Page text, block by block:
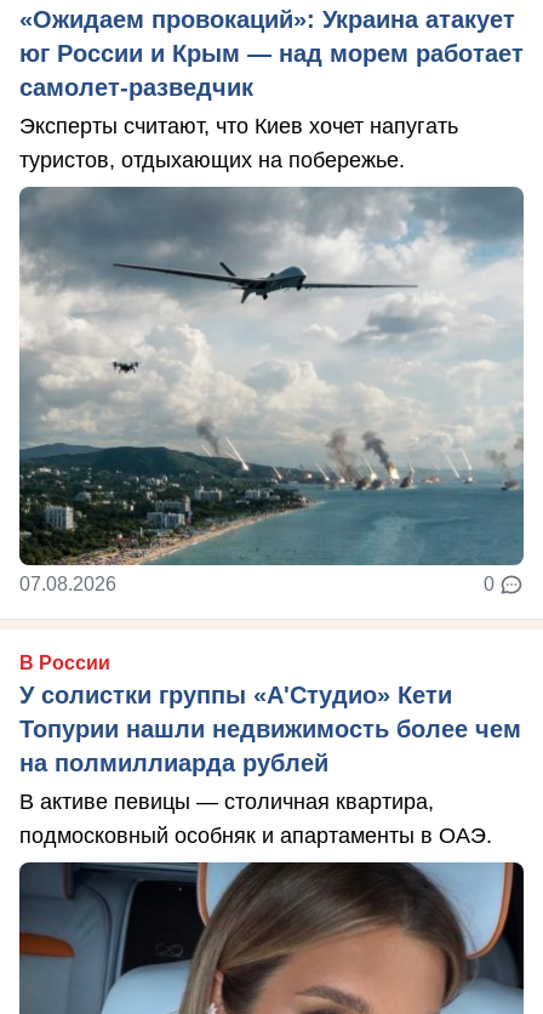
«Ожидаем провокаций»: Украина атакует
юг России и Крым — над морем работает
самолет-разведчик
Эксперты считают, что Киев хочет напугать
туристов, отдыхающих на побережье.
07.08.2026 0
В России
У солистки группы «А'Студио» Кети
Топурии нашли недвижимость более чем
на полмиллиарда рублей
В активе певицы — столичная квартира,
подмосковный особняк и апартаменты в ОАЭ.